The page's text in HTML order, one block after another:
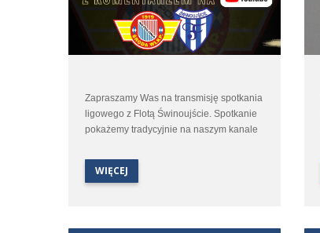
Zapraszamy Was na transmisję spotkania
ligowego z Flotą Świnoujście. Spotkanie
pokażemy tradycyjnie na naszym kanale
kwietnia o godzinie 16:50.
WIĘCEJ